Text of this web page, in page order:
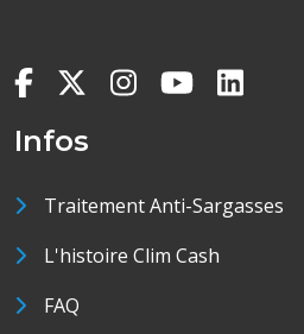
Infos
Traitement Anti-Sargasses
L'histoire Clim Cash
FAQ